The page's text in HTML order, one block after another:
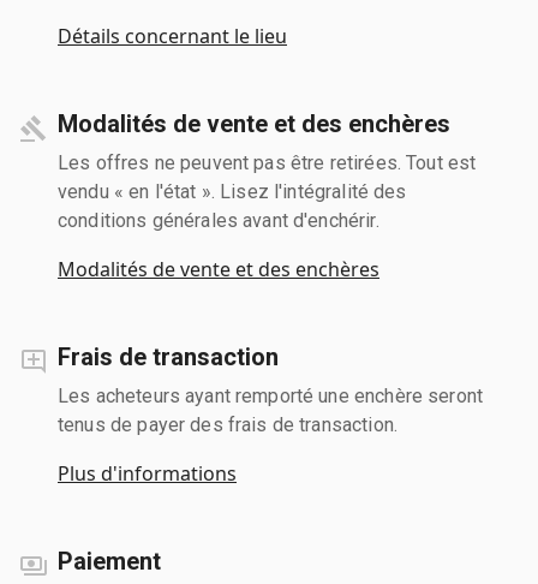
Détails concernant le lieu
Modalités de vente et des enchères
Les offres ne peuvent pas être retirées. Tout est
vendu « en l'état ». Lisez l'intégralité des
conditions générales avant d'enchérir.
Modalités de vente et des enchères
Frais de transaction
Les acheteurs ayant remporté une enchère seront
tenus de payer des frais de transaction.
Plus d'informations
Paiement